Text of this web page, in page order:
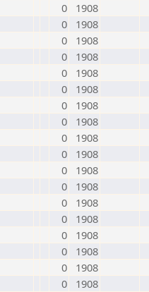
0
1908
0
1908
0
1908
0
1908
0
1908
0
1908
0
1908
0
1908
0
1908
0
1908
0
1908
0
1908
0
1908
0
1908
0
1908
0
1908
0
1908
0
1908